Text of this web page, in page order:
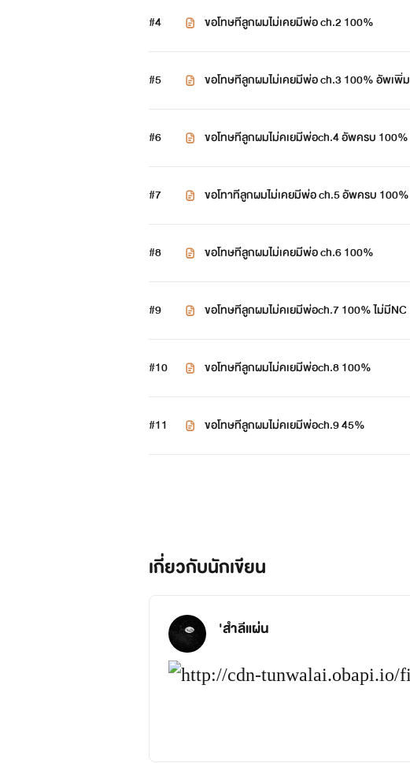
แนะนำตัวละคร
#4 ขอโทษทีลูกผมไม่เคยมีพ่อ ch.2 100%
#5 ขอโทษทีลูกผมไม่เคยมีพ่อ ch.3 100% อัพเพิ่ม
#6 ขอโทษทีลูกผมไม่คเยมีพ่อch.4 อัพครบ 100%
#7 ขอโทาทีลูกผมไม่เคยมีพ่อ ch.5 อัพครบ 100%
#8 ขอโทษทีลูกผมไม่เคยมีพ่อ ch.6 100%
#9 ขอโทษทีลูกผมไม่คเยมีพ่อch.7 100% ไม่มีNC
#10 ขอโทษทีลูกผมไม่คเยมีพ่อch.8 100%
#11 ขอโทษทีลูกผมไม่คเยมีพ่อch.9 45%
เกี่ยวกับนักเขียน
'สำลีแผ่น